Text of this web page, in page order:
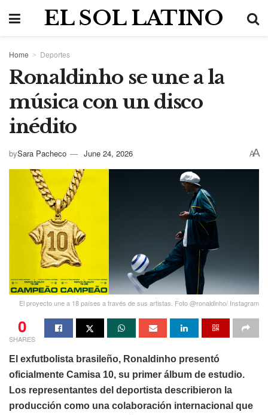
EL SOL LATINO
Home Deportes
Ronaldinho se une a la
música con un disco
inédito
bySara Pacheco June 24, 2026 AA
El proyecto une a 18 países a través de sus artistas. Foto @ronaldinho/ Instagram
0
SHARES
El exfutbolista brasileño, Ronaldinho presentó
oficialmente Camisa 10, su primer álbum de estudio.
Los representantes del deportista describieron la
producción como una colaboración internacional que